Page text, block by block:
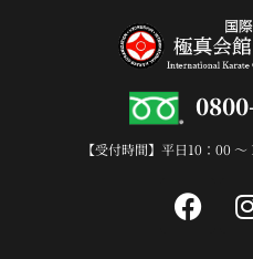
【受付時間】平日10：00